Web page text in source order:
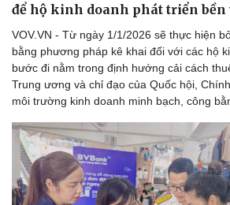
để hộ kinh doanh phát triển bền
VOV.VN - Từ ngày 1/1/2026 sẽ thực hiện
bằng phương pháp kê khai đối với các hộ
bước đi nằm trong định hướng cải cách
Trung ương và chỉ đạo của Quốc hội,
môi trường kinh doanh minh bạch, công